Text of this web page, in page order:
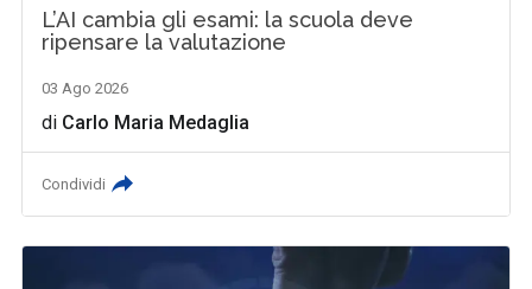
L’AI cambia gli esami: la scuola deve
ripensare la valutazione
03 Ago 2026
di Carlo Maria Medaglia
Condividi